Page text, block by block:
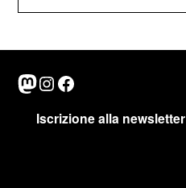
Mastodon
Instagram
Facebook
Iscrizione alla newsletter